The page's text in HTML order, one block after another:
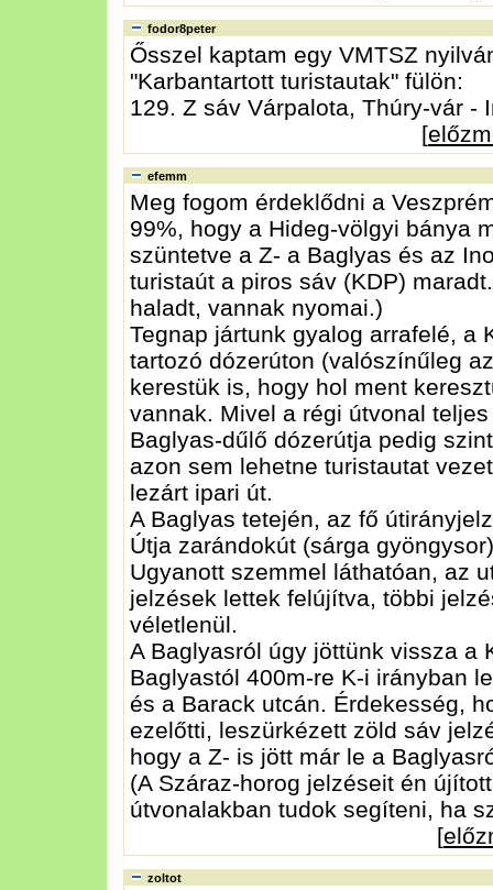
fodor8peter
Ősszel kaptam egy VMTSZ
"Karbantartott turistautak" fülön:
129. Z sáv Várpalota, Thúry-vár -
[
efemm
Meg fogom érdeklődni a
99%, hogy a Hideg-völgyi bánya
szüntetve a Z- a Baglyas és az
turistaút a piros sáv (KDP)
haladt, vannak nyomai.)
Tegnap jártunk gyalog arrafelé, a
tartozó dózerúton (valószínűleg
kerestük is, hogy hol ment
vannak. Mivel a régi útvonal
Baglyas-dűlő dózerútja pedig
azon sem lehetne turistautat
lezárt ipari út.
A Baglyas tetején, az fő
Útja zarándokút (sárga
Ugyanott szemmel láthatóan, az
jelzések lettek felújítva, többi
véletlenül.
A Baglyasról úgy jöttünk vissza a
Baglyastól 400m-re K-i irányban
és a Barack utcán. Érdekesség,
ezelőtti, leszürkézett zöld sáv
hogy a Z- is jött már le a
(A Száraz-horog jelzéseit én
útvonalakban tudok segíteni, ha
[
zoltot